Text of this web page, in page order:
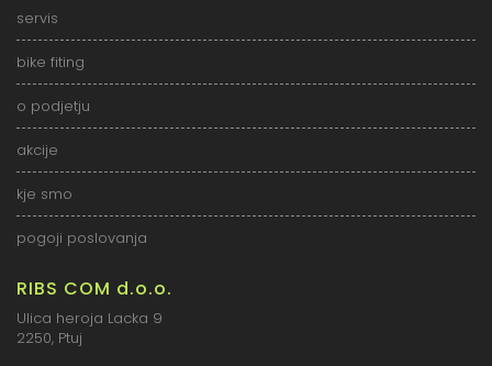
servis
bike fiting
o podjetju
akcije
kje smo
pogoji poslovanja
RIBS COM d.o.o.
Ulica heroja Lacka 9
2250, Ptuj